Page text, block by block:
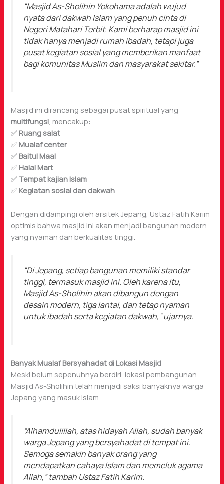
“Masjid As-Sholihin Yokohama adalah wujud
nyata dari dakwah Islam yang penuh cinta di
Negeri Matahari Terbit. Kami berharap masjid ini
tidak hanya menjadi rumah ibadah, tetapi juga
pusat kegiatan sosial yang memberikan manfaat
bagi komunitas Muslim dan masyarakat sekitar.”
Masjid ini dirancang sebagai pusat spiritual yang
multifungsi, mencakup:
✅ Ruang salat
✅ Mualaf center
✅ Baitul Maal
✅ Halal Mart
✅ Tempat kajian Islam
✅ Kegiatan sosial dan dakwah
Dengan didampingi oleh arsitek Jepang, Ustaz Fatih Karim
optimis bahwa masjid ini akan menjadi bangunan modern
yang nyaman dan berkualitas tinggi.
“Di Jepang, setiap bangunan memiliki standar
tinggi, termasuk masjid ini. Oleh karena itu,
Masjid As-Sholihin akan dibangun dengan
desain modern, tiga lantai, dan tetap nyaman
untuk ibadah serta kegiatan dakwah,”ujarnya.
Banyak Mualaf Bersyahadat di Lokasi Masjid
Meski belum sepenuhnya berdiri, lokasi pembangunan
Masjid As-Sholihin telah menjadi saksi banyaknya warga
Jepang yang masuk Islam.
“Alhamdulillah, atas hidayah Allah, sudah banyak
warga Jepang yang bersyahadat di tempat ini.
Semoga semakin banyak orang yang
mendapatkan cahaya Islam dan memeluk agama
Allah,”tambah Ustaz Fatih Karim.